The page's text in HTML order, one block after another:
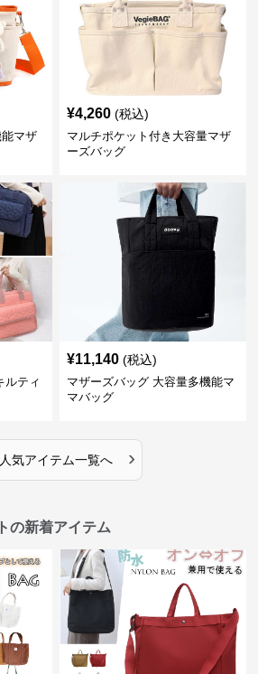
マザ
¥4,260 (税込)
マルチポケット付き大容量マザ
ーズバッグ
ルティ
¥11,140 (税込)
マザーズバッグ 大容量多機能マ
マバッグ
人気アイテム一覧へ ›
の新着アイテム